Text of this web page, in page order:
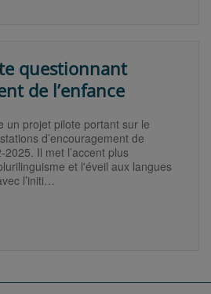
questionnant
de l’enfance
un projet pilote portant sur le
d’encouragement de
2025. Il met l’accent plus
et l'éveil aux langues
l’initi…